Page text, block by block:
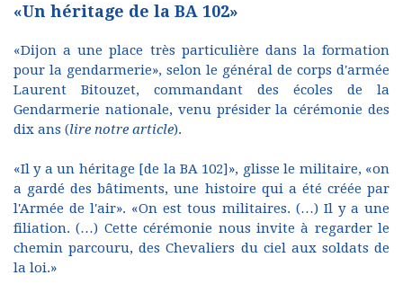
«Un héritage de la BA 102»
«Dijon a une place très particulière dans la formation
pour la gendarmerie», selon le général de corps d'armée
Laurent Bitouzet, commandant des écoles de la
Gendarmerie nationale, venu présider la cérémonie des
dix ans (lire notre article).
«Il y a un héritage [de la BA 102]», glisse le militaire, «on
a gardé des bâtiments, une histoire qui a été créée par
l'Armée de l'air». «On est tous militaires. (…) Il y a une
filiation. (…) Cette cérémonie nous invite à regarder le
chemin parcouru, des Chevaliers du ciel aux soldats de
la loi.»